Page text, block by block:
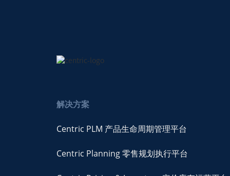
解决方案
Centric PLM 产品生命周期管理平台
Centric Planning 零售规划执行平台